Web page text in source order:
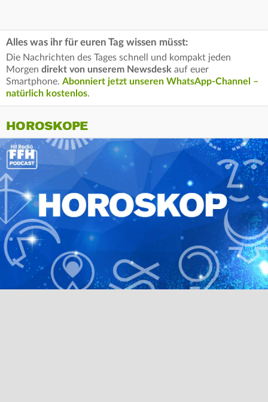
Alles was ihr für euren Tag wissen müsst:
Die Nachrichten des Tages schnell und kompakt jeden
Morgen direkt von unserem Newsdesk auf euer
Smartphone. Abonniert jetzt unseren WhatsApp-Channel –
natürlich kostenlos.
HOROSKOPE